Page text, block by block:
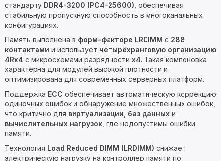
стандарту DDR4-3200 (PC4-25600) , обеспечивая
стабильную пропускную способность в многоканальных
конфигурациях.
Память выполнена в форм-факторе LRDIMM с 288
контактами и использует четырёхранговую организацию
4Rx4 с микросхемами разрядности x4. Такая компоновка
характерна для модулей высокой плотности и
оптимизирована для современных серверных платформ.
Поддержка ECC обеспечивает автоматическую коррекцию
одиночных ошибок и обнаружение множественных ошибок,
что критично для виртуализации баз данных и
вычислительных нагрузок , где недопустимы ошибки
памяти.
Технология Load Reduced DIMM (LRDIMM) снижает
электрическую нагрузку на контроллер памяти по